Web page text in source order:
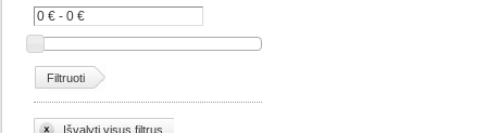
Filtruoti
Išvalyti visus filtrus